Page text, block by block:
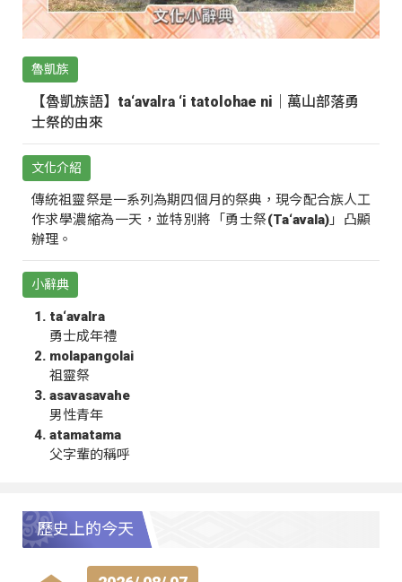
魯凱族
【魯凱族語】ta‘avalra ‘i tatolohae ni｜萬山部落勇
士祭的由來
文化介紹
傳統祖靈祭是一系列為期四個月的祭典，現今配合族人工
作求學濃縮為一天，並特別將「勇士祭(Ta‘avala)」凸顯
辦理。
小辭典
ta‘avalra
勇士成年禮
molapangolai
祖靈祭
asavasavahe
男性青年
atamatama
父字輩的稱呼
歷史上的今天